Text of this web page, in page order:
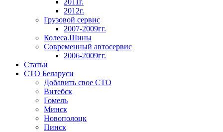
2011г.
2012г.
Грузовой сервис
2007-2009гг.
Колеса.Шины
Современный автосервис
2006-2009гг.
Статьи
СТО Беларуси
Добавить свое СТО
Витебск
Гомель
Минск
Новополоцк
Пинск